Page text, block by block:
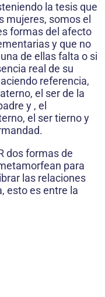
la tesis que
mujeres, somos el
formas del afecto
y que no
de ellas falta o si
real de su
referencia,
el ser de la
y , el
el ser tierno y
dos formas de
para
las relaciones
esto es entre la